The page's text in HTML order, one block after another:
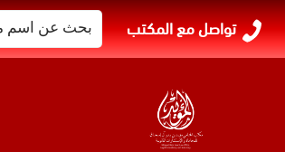
تواصل مع المكتب
البحث
عن: